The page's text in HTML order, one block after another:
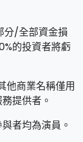
分/全部資金損
的投資者將虧
他商業名稱僅用
提供者。
者均為演員。